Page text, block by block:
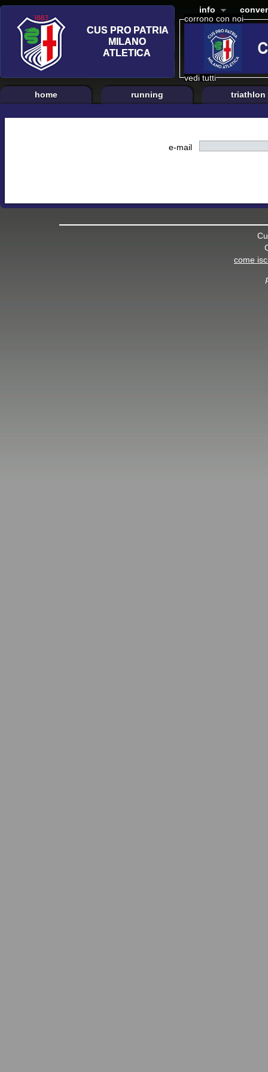
corrono con noi
vedi tutti
info
home running triathlon
e-mail
come